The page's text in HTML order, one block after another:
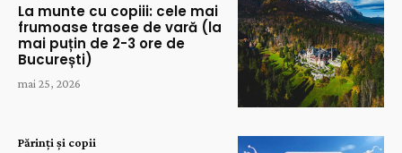
La munte cu copiii: cele mai
frumoase trasee de vară (la
mai puțin de 2-3 ore de
București)
mai 25, 2026
Părinți și copii